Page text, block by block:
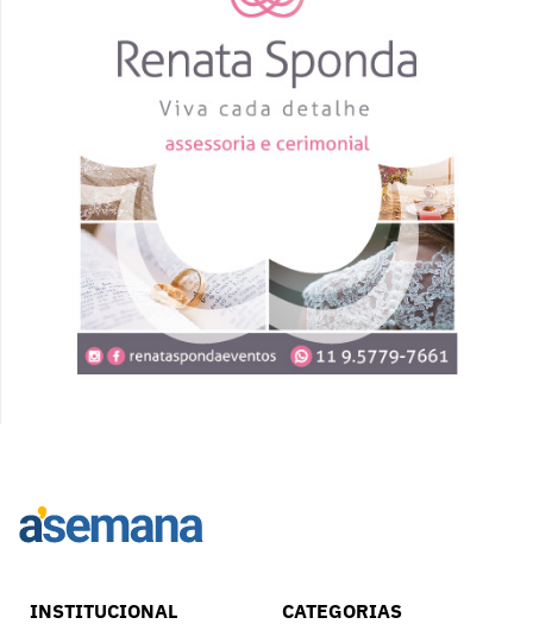
INSTITUCIONAL CATEGORIAS